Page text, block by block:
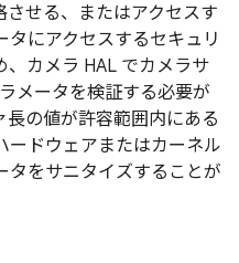
させる、またはアクセスす
タにアクセスするセキュリ
、カメラ HAL でカメラサ
メータを検証する必要が
長の値が許容範囲内にある
ードウェアまたはカーネル
タをサニタイズすることが